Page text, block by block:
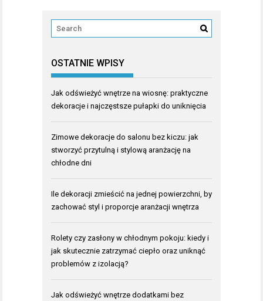
OSTATNIE WPISY
Jak odświeżyć wnętrze na wiosnę: praktyczne
dekoracje i najczęstsze pułapki do uniknięcia
Zimowe dekoracje do salonu bez kiczu: jak
stworzyć przytulną i stylową aranżację na
chłodne dni
Ile dekoracji zmieścić na jednej powierzchni, by
zachować styl i proporcje aranżacji wnętrza
Rolety czy zasłony w chłodnym pokoju: kiedy i
jak skutecznie zatrzymać ciepło oraz uniknąć
problemów z izolacją?
Jak odświeżyć wnętrze dodatkami bez